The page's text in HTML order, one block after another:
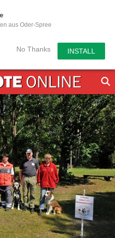
aus Oder-Spree
No Thanks INSTALL